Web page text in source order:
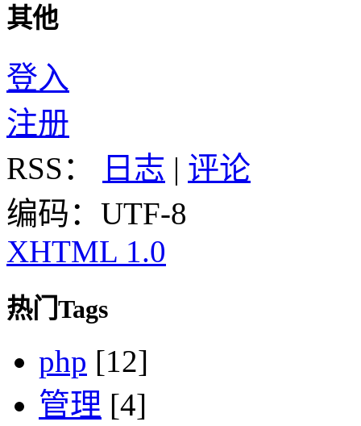
其他
登入
注册
RSS：
日志 | 评论
编码：UTF-8
XHTML 1.0
热门Tags
php [12]
管理 [4]